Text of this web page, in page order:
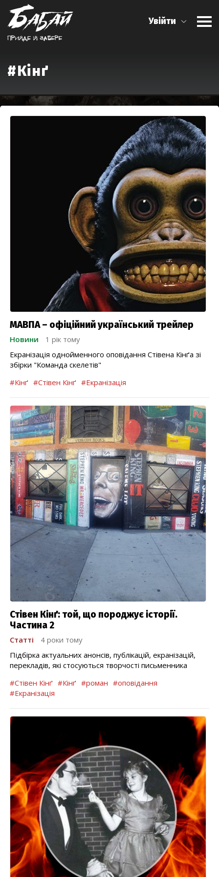
Прийде й забере
Увійти
#Кінґ
МАВПА – офіційний український трейлер
Новини
1 рік тому
Екранізація однойменного оповідання Стівена Кінґа зі
збірки "Команда скелетів"
#Кінґ #Стівен Кінґ #Екранізація
Стівен Кінґ: той, що породжує історії.
Частина 2
Статті
4 роки тому
Підбірка актуальних анонсів, публікацій, екранізацій,
перекладів, які стосуються творчості письменника
#Стівен Кінґ #Кінґ #роман #оповідання
#Екранізація